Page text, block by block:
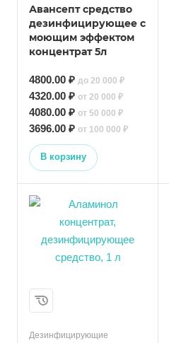
поверхностей
Авансепт средство
дезинфицирующее с
моющим эффектом
концентрат 5л
4800.00 ₽ до 20 000 ₽
4320.00 ₽ от 20 000 ₽
4080.00 ₽ от 50 000 ₽
3696.00 ₽ от 100 000 ₽
В корзину
Дезинфицирующие